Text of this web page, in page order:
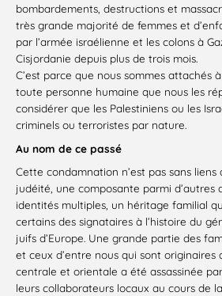
bombardements, destructions et
très grande majorité de femmes et
par l’armée israélienne et les colons à
Cisjordanie depuis plus de trois mois.
C’est parce que nous sommes attachés
toute personne humaine que nous les
considérer que les Palestiniens ou les
criminels ou terroristes par nature.
Au nom de ce passé
Cette condamnation n’est pas sans liens
judéité, une composante parmi d’autres
identités multiples, un héritage familial
certains des signataires à l’histoire du
juifs d’Europe. Une grande partie des
et ceux d’entre nous qui sont originaires
centrale et orientale a été assassinée
leurs collaborateurs locaux au cours de